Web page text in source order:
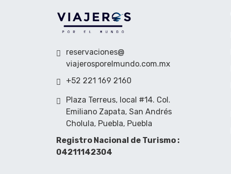
reservaciones@
viajerosporelmundo.com.mx
+52 221 169 2160
Plaza Terreus, local #14. Col.
Emiliano Zapata, San Andrés
Cholula, Puebla, Puebla
Registro Nacional de Turismo :
04211142304